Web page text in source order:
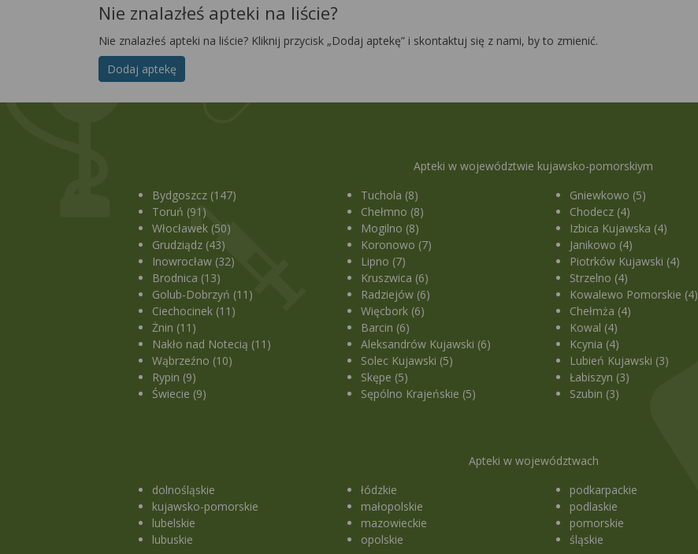
Nie znalazłeś apteki na liście?
Nie znalazłeś apteki na liście? Kliknij przycisk „Dodaj aptekę” i skontaktuj się z nami, by to zmienić.
Dodaj aptekę
Apteki w województwie kujawsko-pomorskiym
Bydgoszcz (147)
Toruń (91)
Włocławek (50)
Grudziądz (43)
Inowrocław (32)
Brodnica (13)
Golub-Dobrzyń (11)
Ciechocinek (11)
Żnin (11)
Nakło nad Notecią (11)
Wąbrzeźno (10)
Rypin (9)
Świecie (9)
Tuchola (8)
Chełmno (8)
Mogilno (8)
Koronowo (7)
Lipno (7)
Kruszwica (6)
Radziejów (6)
Więcbork (6)
Barcin (6)
Aleksandrów Kujawski (6)
Solec Kujawski (5)
Skępe (5)
Sępólno Krajeńskie (5)
Gniewkowo (5)
Chodecz (4)
Izbica Kujawska (4)
Janikowo (4)
Piotrków Kujawski (4)
Strzelno (4)
Kowalewo Pomorskie (4)
Chełmża (4)
Kowal (4)
Kcynia (4)
Lubień Kujawski (3)
Łabiszyn (3)
Szubin (3)
Apteki w województwach
dolnośląskie
kujawsko-pomorskie
lubelskie
lubuskie
łódzkie
małopolskie
mazowieckie
opolskie
podkarpackie
podlaskie
pomorskie
śląskie